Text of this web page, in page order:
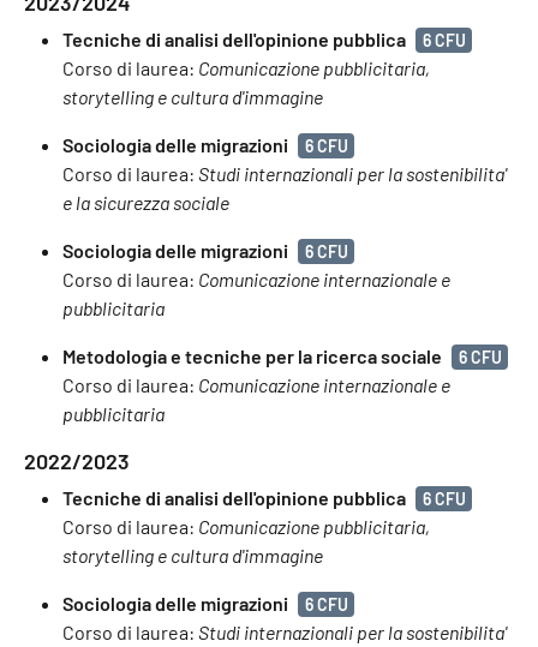
Tecniche di analisi dell'opinione pubblica 6 CFU
Corso di laurea: Comunicazione pubblicitaria,
storytelling e cultura d'immagine
Sociologia delle migrazioni 6 CFU
Corso di laurea: Studi internazionali per la sostenibilita'
e la sicurezza sociale
Sociologia delle migrazioni 6 CFU
Corso di laurea: Comunicazione internazionale e
pubblicitaria
Metodologia e tecniche per la ricerca sociale 6 CFU
Corso di laurea: Comunicazione internazionale e
pubblicitaria
2022/2023
Tecniche di analisi dell'opinione pubblica 6 CFU
Corso di laurea: Comunicazione pubblicitaria,
storytelling e cultura d'immagine
Sociologia delle migrazioni 6 CFU
Corso di laurea: Studi internazionali per la sostenibilita'